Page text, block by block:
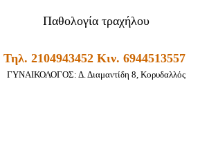
Παθολογία τραχήλου
Τηλ. 2104943452 Κιν. 6944513557
ΓΥΝΑΙΚΟΛΟΓΟΣ: Δ. Διαμαντίδη 8 , Κορυδαλλός